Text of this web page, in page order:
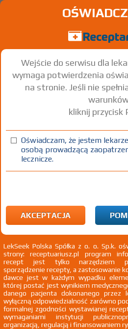
Pimafucort ® - (IR)
Hydrocortisone + Natamycin +
krem
(10 mg+ 10 mg+ 3500
j.m.)/g
Wszystkie dawki leku
Wejście do serwisu dla
wymaga potwierdzenia
na stronie. Jeśli nie
kliknij przycisk
Oświadczam, że jestem
osobą prowadzącą
lecznicze.
AKCEPTACJA
LekSeek Polska Spółka z o. o. Sp.k.
strony: receptuariusz.pl program
recept jest tylko narzędziem
sporządzenie recepty, a zastosowanie
dawce jest w każdym wypadku
której postać jest wynikiem
danego pacjenta dokonanego przez
wyłączną odpowiedzialność zarówno
formalnej zgodności wystawianej
wymaganiami instytucji
organizacją, regulacją i finansowaniem